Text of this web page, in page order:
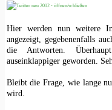
Hier werden nun weitere
angezeigt, gegebenenfalls
die Antworten.
auseinklappiger geworden.
Bleibt die Frage, wie lange
wird.